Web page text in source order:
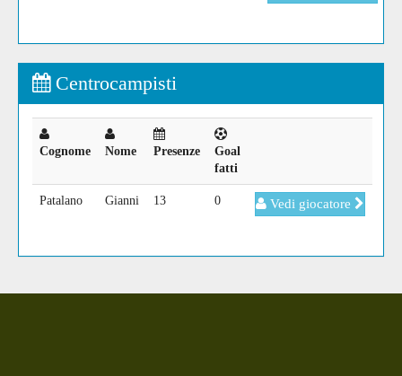
Centrocampisti
Cognome Nome Presenze
Goal
fatti
Patalano Gianni 13 0 Vedi giocatore